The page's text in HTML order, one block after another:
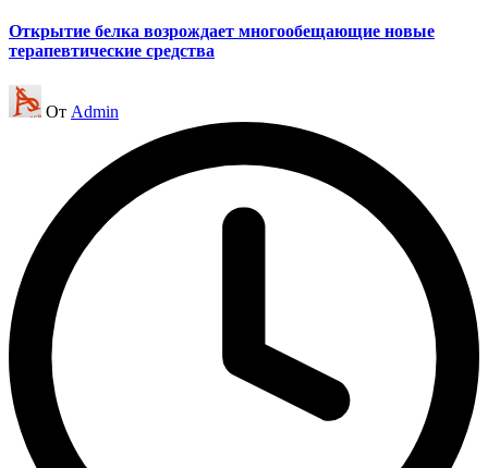
Открытие белка возрождает многообещающие новые
терапевтические средства
Запись
от
От Admin